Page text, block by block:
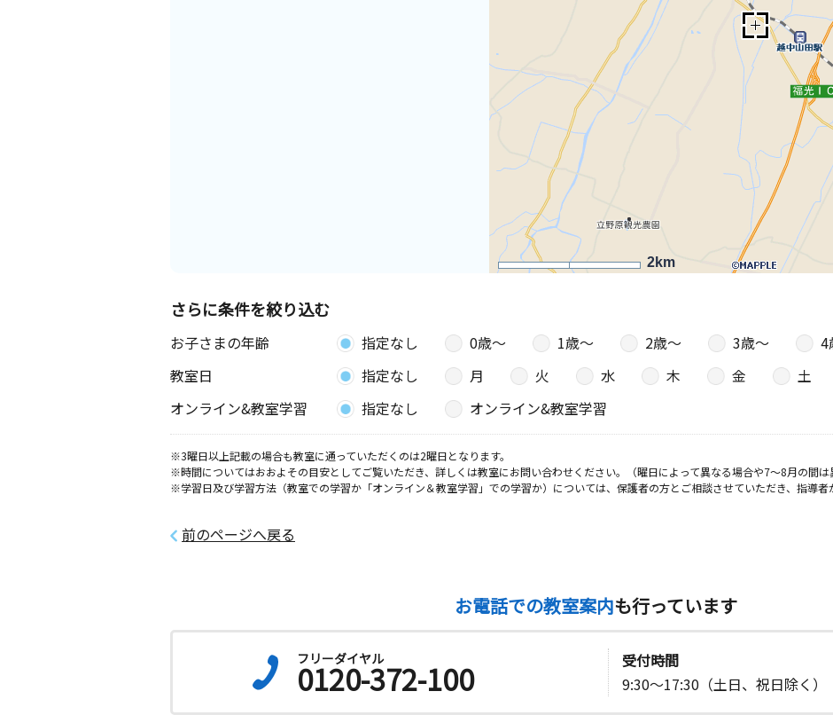
2km
さらに条件を絞り込む
お子さまの年齢 指定なし 0歳〜 1歳〜 2歳〜 3歳〜 4
教室日
指定なし 月 火 水 木 金
土
オンライン&教室学習
指定なし オンライン&教室学習
※3曜日以上記載の場合も教室に通っていただくのは2曜日となります。
※時間についてはおおよその目安としてご覧いただき、詳しくは教室にお問い合わせください。（曜日によって異なる場合や7～8月の間は
※学習日及び学習方法（教室での学習か「オンライン＆教室学習」での学習か）については、保護者の方とご相談させていただき、指導者
前のページへ戻る
お電話での教室案内も行っています
フリーダイヤル
0120-372-100
受付時間
9:30～17:30（土日、祝日除く）